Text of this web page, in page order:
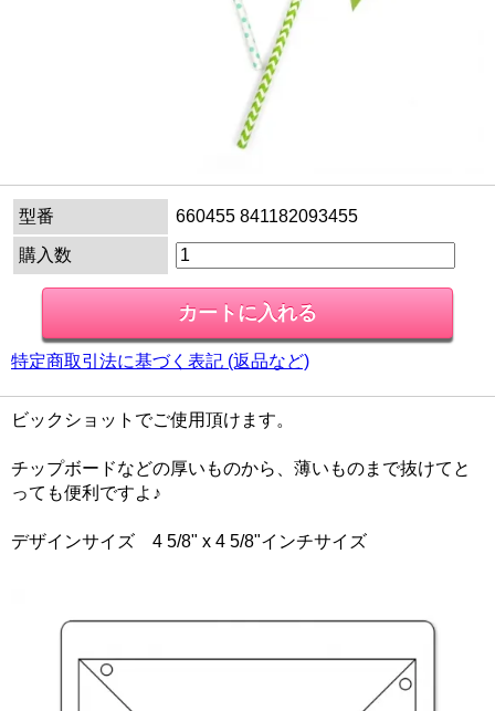
型番 660455 841182093455
購入数
特定商取引法に基づく表記 (返品など)
ビックショットでご使用頂けます。
チップボードなどの厚いものから、薄いものまで抜けてと
っても便利ですよ♪
デザインサイズ 4 5/8" x 4 5/8"インチサイズ